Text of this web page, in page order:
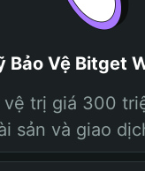
Bảo Vệ Bitget
vệ trị giá 300
sản và giao